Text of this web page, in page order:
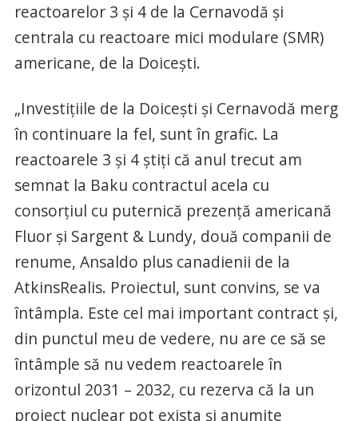
reactoarelor 3 și 4 de la Cernavodă și
centrala cu reactoare mici modulare (SMR)
americane, de la Doicești.
„Investiţiile de la Doiceşti şi Cernavodă merg
în continuare la fel, sunt în grafic. La
reactoarele 3 şi 4 ştiţi că anul trecut am
semnat la Baku contractul acela cu
consorţiul cu puternică prezenţă americană
Fluor şi Sargent & Lundy, două companii de
renume, Ansaldo plus canadienii de la
AtkinsRealis. Proiectul, sunt convins, se va
întâmpla. Este cel mai important contract şi,
din punctul meu de vedere, nu are ce să se
întâmple să nu vedem reactoarele în
orizontul 2031 – 2032, cu rezerva că la un
proiect nuclear pot exista şi anumite